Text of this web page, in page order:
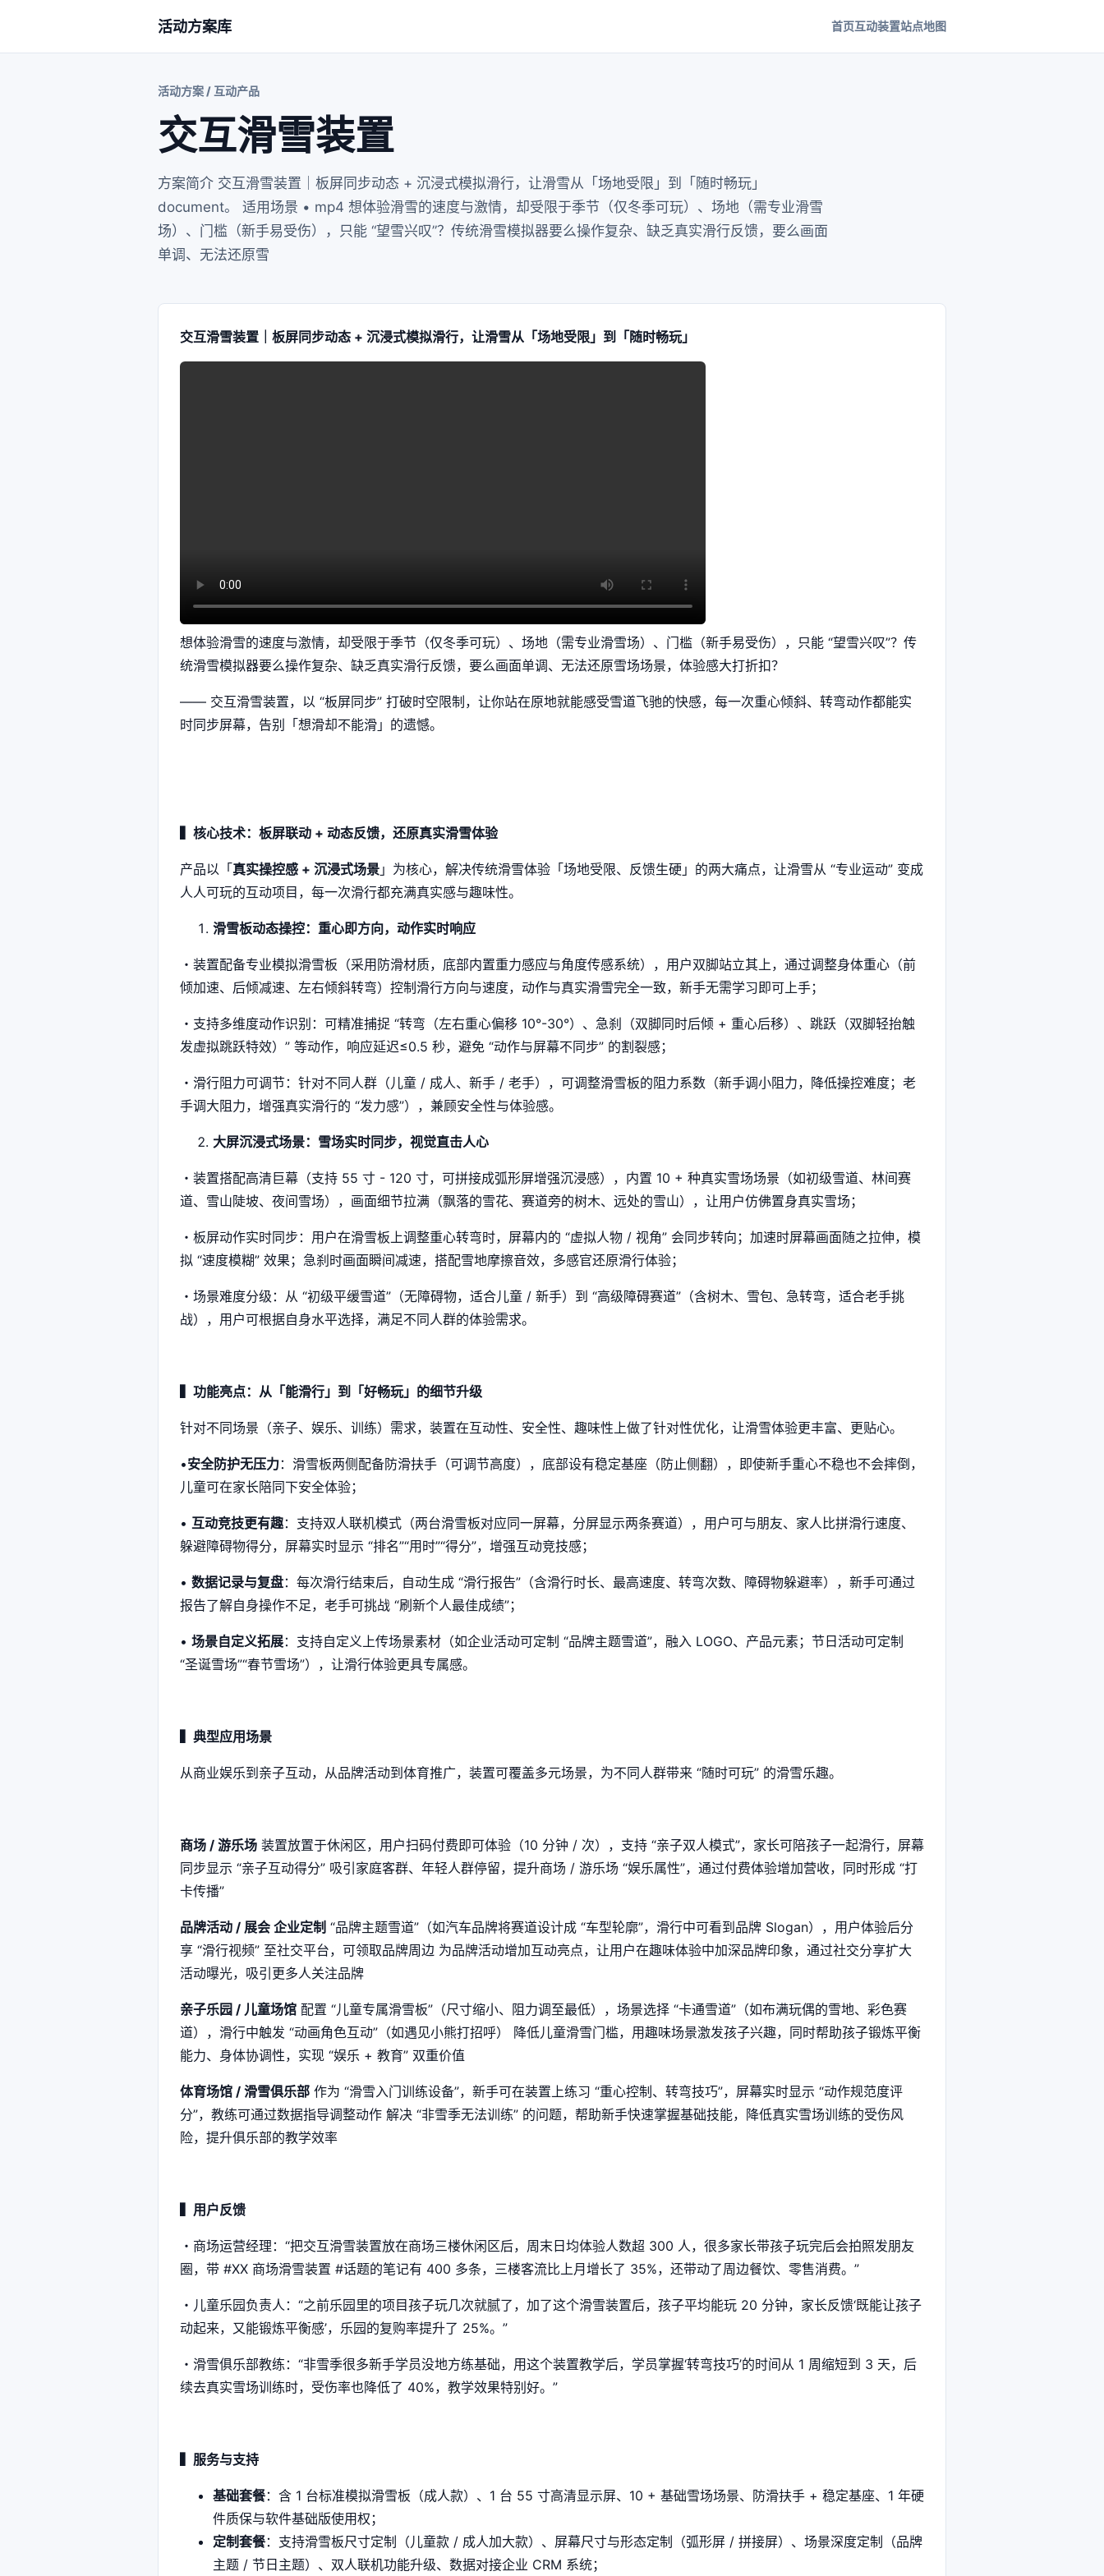
活动方案库 首页互动装置站点地图
活动方案 / 互动产品
交互滑雪装置
方案简介 交互滑雪装置｜板屏同步动态 + 沉浸式模拟滑行，让滑雪从「场地受限」到「随时畅玩」
document。 适用场景 • mp4 想体验滑雪的速度与激情，却受限于季节（仅冬季可玩）、场地（需专业滑雪
场）、门槛（新手易受伤），只能 “望雪兴叹”？传统滑雪模拟器要么操作复杂、缺乏真实滑行反馈，要么画面
单调、无法还原雪
交互滑雪装置｜板屏同步动态 + 沉浸式模拟滑行，让滑雪从「场地受限」到「随时畅玩」
想体验滑雪的速度与激情，却受限于季节（仅冬季可玩）、场地（需专业滑雪场）、门槛（新手易受伤），只能 “望雪兴叹”？传
统滑雪模拟器要么操作复杂、缺乏真实滑行反馈，要么画面单调、无法还原雪场场景，体验感大打折扣？
—— 交互滑雪装置，以 “板屏同步” 打破时空限制，让你站在原地就能感受雪道飞驰的快感，每一次重心倾斜、转弯动作都能实
时同步屏幕，告别「想滑却不能滑」的遗憾。
▍核心技术：板屏联动 + 动态反馈，还原真实滑雪体验
产品以「真实操控感 + 沉浸式场景 」为核心，解决传统滑雪体验「场地受限、反馈生硬」的两大痛点，让滑雪从 “专业运动” 变成
人人可玩的互动项目，每一次滑行都充满真实感与趣味性。
滑雪板动态操控：重心即方向，动作实时响应
・装置配备专业模拟滑雪板（采用防滑材质，底部内置重力感应与角度传感系统），用户双脚站立其上，通过调整身体重心（前
倾加速、后倾减速、左右倾斜转弯）控制滑行方向与速度，动作与真实滑雪完全一致，新手无需学习即可上手；
・支持多维度动作识别：可精准捕捉 “转弯（左右重心偏移 10°-30°）、急刹（双脚同时后倾 + 重心后移）、跳跃（双脚轻抬触
发虚拟跳跃特效）” 等动作，响应延迟≤0.5 秒，避免 “动作与屏幕不同步” 的割裂感；
・滑行阻力可调节：针对不同人群（儿童 / 成人、新手 / 老手），可调整滑雪板的阻力系数（新手调小阻力，降低操控难度；老
手调大阻力，增强真实滑行的 “发力感”），兼顾安全性与体验感。
大屏沉浸式场景：雪场实时同步，视觉直击人心
・装置搭配高清巨幕（支持 55 寸 - 120 寸，可拼接成弧形屏增强沉浸感），内置 10 + 种真实雪场场景（如初级雪道、林间赛
道、雪山陡坡、夜间雪场），画面细节拉满（飘落的雪花、赛道旁的树木、远处的雪山），让用户仿佛置身真实雪场；
・板屏动作实时同步：用户在滑雪板上调整重心转弯时，屏幕内的 “虚拟人物 / 视角” 会同步转向；加速时屏幕画面随之拉伸，模
拟 “速度模糊” 效果；急刹时画面瞬间减速，搭配雪地摩擦音效，多感官还原滑行体验；
・场景难度分级：从 “初级平缓雪道”（无障碍物，适合儿童 / 新手）到 “高级障碍赛道”（含树木、雪包、急转弯，适合老手挑
战），用户可根据自身水平选择，满足不同人群的体验需求。
▍功能亮点：从「能滑行」到「好畅玩」的细节升级
针对不同场景（亲子、娱乐、训练）需求，装置在互动性、安全性、趣味性上做了针对性优化，让滑雪体验更丰富、更贴心。
•安全防护无压力：滑雪板两侧配备防滑扶手（可调节高度），底部设有稳定基座（防止侧翻），即使新手重心不稳也不会摔倒，
儿童可在家长陪同下安全体验；
• 互动竞技更有趣：支持双人联机模式（两台滑雪板对应同一屏幕，分屏显示两条赛道），用户可与朋友、家人比拼滑行速度、
躲避障碍物得分，屏幕实时显示 “排名”“用时”“得分”，增强互动竞技感；
• 数据记录与复盘：每次滑行结束后，自动生成 “滑行报告”（含滑行时长、最高速度、转弯次数、障碍物躲避率），新手可通过
报告了解自身操作不足，老手可挑战 “刷新个人最佳成绩”；
• 场景自定义拓展：支持自定义上传场景素材（如企业活动可定制 “品牌主题雪道”，融入 LOGO、产品元素；节日活动可定制
“圣诞雪场”“春节雪场”），让滑行体验更具专属感。
▍典型应用场景
从商业娱乐到亲子互动，从品牌活动到体育推广，装置可覆盖多元场景，为不同人群带来 “随时可玩” 的滑雪乐趣。
商场 / 游乐场 装置放置于休闲区，用户扫码付费即可体验（10 分钟 / 次），支持 “亲子双人模式”，家长可陪孩子一起滑行，屏幕
同步显示 “亲子互动得分” 吸引家庭客群、年轻人群停留，提升商场 / 游乐场 “娱乐属性”，通过付费体验增加营收，同时形成 “打
卡传播”
品牌活动 / 展会 企业定制 “品牌主题雪道”（如汽车品牌将赛道设计成 “车型轮廓”，滑行中可看到品牌 Slogan），用户体验后分
享 “滑行视频” 至社交平台，可领取品牌周边 为品牌活动增加互动亮点，让用户在趣味体验中加深品牌印象，通过社交分享扩大
活动曝光，吸引更多人关注品牌
亲子乐园 / 儿童场馆 配置 “儿童专属滑雪板”（尺寸缩小、阻力调至最低），场景选择 “卡通雪道”（如布满玩偶的雪地、彩色赛
道），滑行中触发 “动画角色互动”（如遇见小熊打招呼） 降低儿童滑雪门槛，用趣味场景激发孩子兴趣，同时帮助孩子锻炼平衡
能力、身体协调性，实现 “娱乐 + 教育” 双重价值
体育场馆 / 滑雪俱乐部 作为 “滑雪入门训练设备”，新手可在装置上练习 “重心控制、转弯技巧”，屏幕实时显示 “动作规范度评
分”，教练可通过数据指导调整动作 解决 “非雪季无法训练” 的问题，帮助新手快速掌握基础技能，降低真实雪场训练的受伤风
险，提升俱乐部的教学效率
▍用户反馈
・商场运营经理：“把交互滑雪装置放在商场三楼休闲区后，周末日均体验人数超 300 人，很多家长带孩子玩完后会拍照发朋友
圈，带 #XX 商场滑雪装置 #话题的笔记有 400 多条，三楼客流比上月增长了 35%，还带动了周边餐饮、零售消费。”
・儿童乐园负责人：“之前乐园里的项目孩子玩几次就腻了，加了这个滑雪装置后，孩子平均能玩 20 分钟，家长反馈‘既能让孩子
动起来，又能锻炼平衡感’，乐园的复购率提升了 25%。”
・滑雪俱乐部教练：“非雪季很多新手学员没地方练基础，用这个装置教学后，学员掌握‘转弯技巧’的时间从 1 周缩短到 3 天，后
续去真实雪场训练时，受伤率也降低了 40%，教学效果特别好。”
▍服务与支持
基础套餐：含 1 台标准模拟滑雪板（成人款）、1 台 55 寸高清显示屏、10 + 基础雪场场景、防滑扶手 + 稳定基座、1 年硬
件质保与软件基础版使用权；
定制套餐：支持滑雪板尺寸定制（儿童款 / 成人加大款）、屏幕尺寸与形态定制（弧形屏 / 拼接屏）、场景深度定制（品牌
主题 / 节日主题）、双人联机功能升级、数据对接企业 CRM 系统；